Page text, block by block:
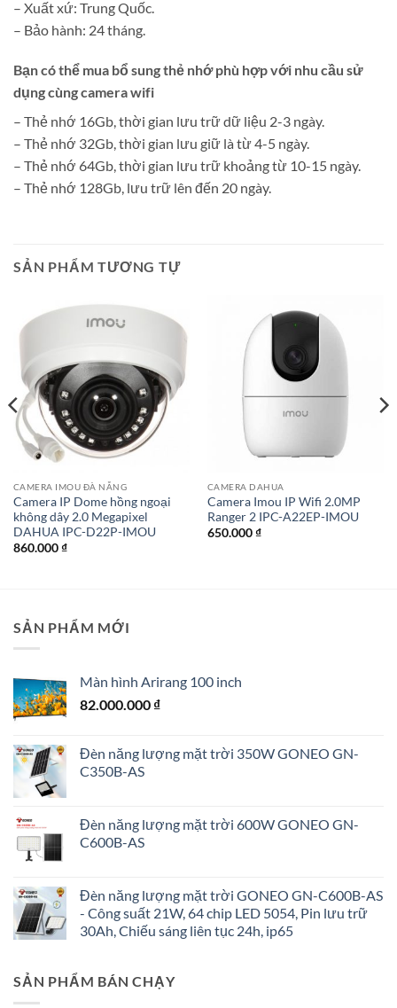
– Xuất xứ: Trung Quốc.
– Bảo hành: 24 tháng.
Bạn có thể mua bổ sung thẻ nhớ phù hợp với nhu cầu sử
dụng cùng camera wifi
– Thẻ nhớ 16Gb, thời gian lưu trữ dữ liệu 2-3 ngày.
– Thẻ nhớ 32Gb, thời gian lưu giữ là từ 4-5 ngày.
– Thẻ nhớ 64Gb, thời gian lưu trữ khoảng từ 10-15 ngày.
– Thẻ nhớ 128Gb, lưu trữ lên đến 20 ngày.
SẢN PHẨM TƯƠNG TỰ
CAMERA IMOU ĐÀ NẴNG
Camera IP Dome hồng ngoại
không dây 2.0 Megapixel
DAHUA IPC-D22P-IMOU
860.000₫
CAMERA DAHUA
Camera Imou IP Wifi 2.0MP
Ranger 2 IPC-A22EP-IMOU
650.000₫
SẢN PHẨM MỚI
Màn hình Arirang 100 inch
82.000.000 ₫
Đèn năng lượng mặt trời 350W GONEO GN-
C350B-AS
Đèn năng lượng mặt trời 600W GONEO GN-
C600B-AS
Đèn năng lượng mặt trời GONEO GN-C600B-AS
- Công suất 21W, 64 chip LED 5054, Pin lưu trữ
30Ah, Chiếu sáng liên tục 24h, ip65
SẢN PHẨM BÁN CHẠY